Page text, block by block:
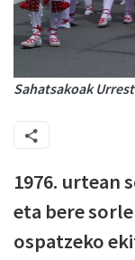
Sahatsakoak
1976. urtean
eta bere
ospatzeko